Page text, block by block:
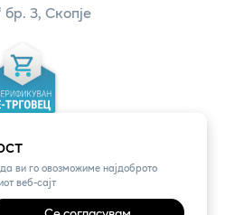
ви го овозможиме најдоброто
веб-сајт
3, Скопје